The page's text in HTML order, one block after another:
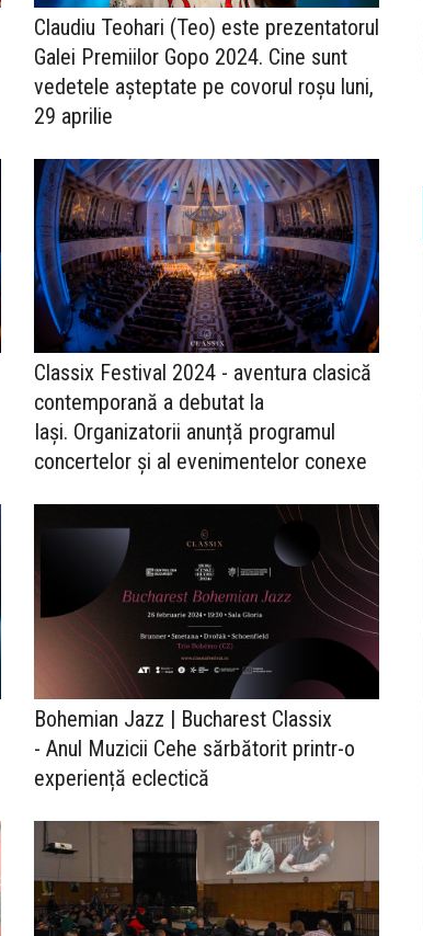
Claudiu Teohari (Teo) este prezentatorul
Galei Premiilor Gopo 2024. Cine sunt
vedetele așteptate pe covorul roșu luni,
29 aprilie
Classix Festival 2024 - aventura clasică
contemporană a debutat la
Iași. Organizatorii anunță programul
concertelor și al evenimentelor conexe
Bohemian Jazz | Bucharest Classix
- Anul Muzicii Cehe sărbătorit printr-o
experiență eclectică